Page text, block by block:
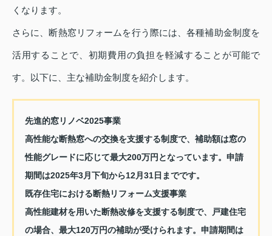
くなります。
さらに、断熱窓リフォームを行う際には、各種補助金制度を
活用することで、初期費用の負担を軽減することが可能で
す。以下に、主な補助金制度を紹介します。
先進的窓リノベ2025事業
高性能な断熱窓への交換を支援する制度で、補助額は窓の
性能グレードに応じて最大200万円となっています。申請
期間は2025年3月下旬から12月31日までです。
既存住宅における断熱リフォーム支援事業
高性能建材を用いた断熱改修を支援する制度で、戸建住宅
の場合、最大120万円の補助が受けられます。申請期間は